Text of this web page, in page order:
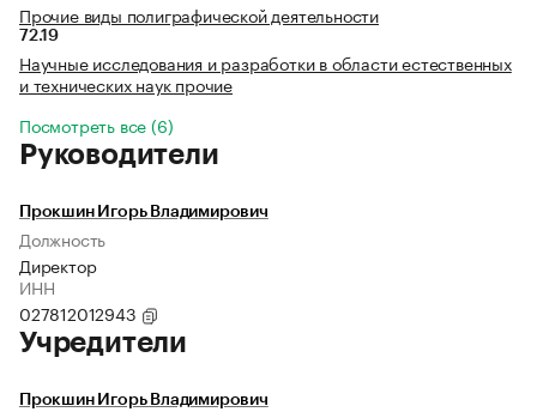
Прочие виды полиграфической деятельности
72.19
Научные исследования и разработки в области естественных
и технических наук прочие
Посмотреть все (6)
Руководители
Прокшин Игорь Владимирович
Должность
Директор
ИНН
027812012943
Учредители
Прокшин Игорь Владимирович